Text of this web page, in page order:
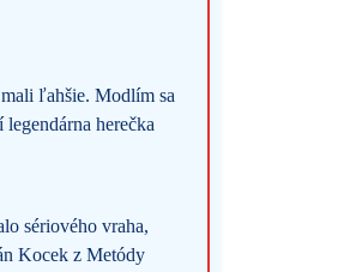
ľahšie. Modlím sa
herečka
sériového vraha,
Kocek z Metódy